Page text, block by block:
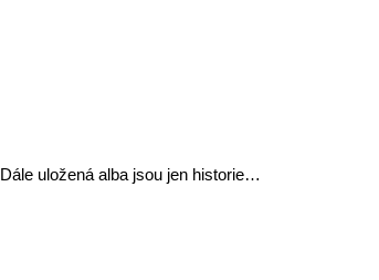
Dále uložená alba jsou jen historie…